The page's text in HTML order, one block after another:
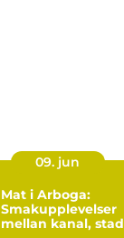
09. jun
Mat i Arboga:
Smakupplevelser
mellan kanal, stad